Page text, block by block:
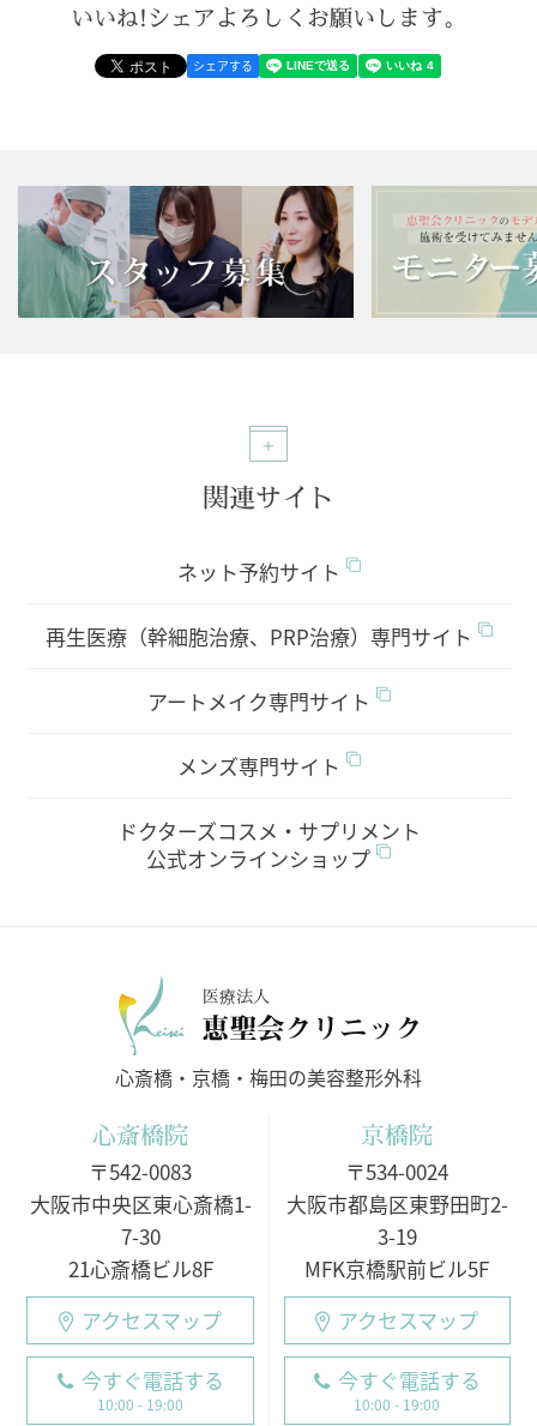
いいね!シェアよろしくお願いします。
シェアする
関連サイト
ネット予約サイト
再生医療（幹細胞治療、PRP治療）専門サイト
アートメイク専門サイト
メンズ専門サイト
ドクターズコスメ・サプリメント
公式オンラインショップ
医療法人
心斎橋・京橋・梅田の美容整形外科
心斎橋院
〒542-0083
大阪市中央区東心斎橋1-
7-30
21心斎橋ビル8F
アクセスマップ
今すぐ電話する
10:00 - 19:00
京橋院
〒534-0024
大阪市都島区東野田町2-
3-19
MFK京橋駅前ビル5F
アクセスマップ
今すぐ電話する
10:00 - 19:00